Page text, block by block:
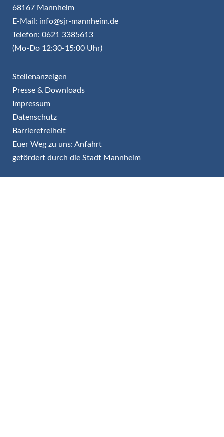
68167 Mannheim
E-Mail: info@sjr-mannheim.de
Telefon: 0621 3385613
(Mo-Do 12:30-15:00 Uhr)
Stellenanzeigen
Presse & Downloads
Impressum
Datenschutz
Barrierefreiheit
Euer Weg zu uns: Anfahrt
gefördert durch die Stadt Mannheim